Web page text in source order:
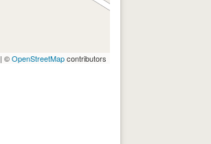
| ©OpenStreetMapcontributors